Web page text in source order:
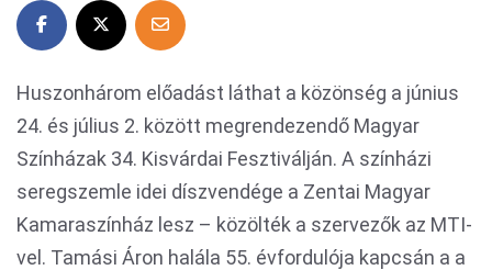
Huszonhárom előadást láthat a közönség a június
24. és július 2. között megrendezendő Magyar
Színházak 34. Kisvárdai Fesztiválján. A színházi
seregszemle idei díszvendége a Zentai Magyar
Kamaraszínház lesz – közölték a szervezők az MTI-
vel. Tamási Áron halála 55. évfordulója kapcsán a a